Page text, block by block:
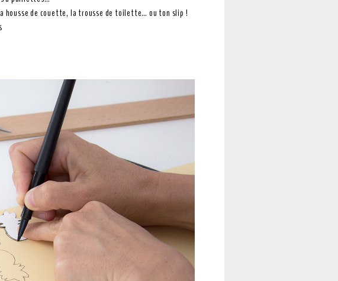
housse de couette, la trousse de toilette… ou ton slip !